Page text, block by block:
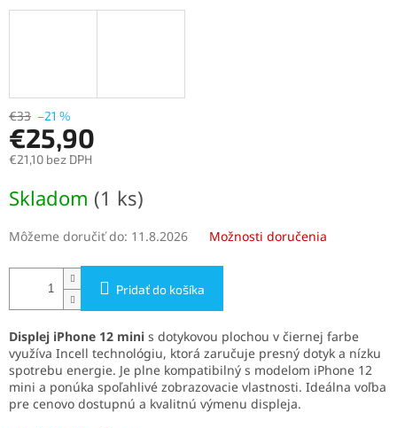
€33 –21 %
€25,90
€21,10 bez DPH
cena:
Skladom (1 ks)
Môžeme doručiť do: 11.8.2026 Možnosti doručenia
Pridať do košíka
Displej iPhone 12 mini s dotykovou plochou v čiernej farbe
využíva Incell technológiu, ktorá zaručuje presný dotyk a nízku
spotrebu energie. Je plne kompatibilný s modelom iPhone 12
mini a ponúka spoľahlivé zobrazovacie vlastnosti. Ideálna voľba
pre cenovo dostupnú a kvalitnú výmenu displeja.